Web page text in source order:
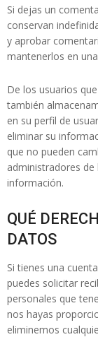
Si dejas un
conservan
y aprobar
mantenerlos en
De los usuarios
también
en su perfil de
eliminar su
que no pueden
administradores
información.
QUÉ
DATOS
Si tienes una
puedes solicitar
personales que
nos hayas
eliminemos